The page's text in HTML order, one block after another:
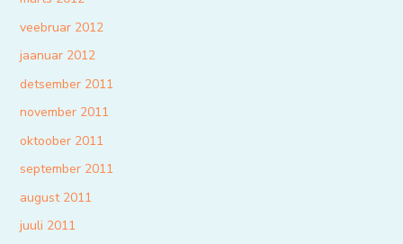
veebruar 2012
jaanuar 2012
detsember 2011
november 2011
oktoober 2011
september 2011
august 2011
juuli 2011